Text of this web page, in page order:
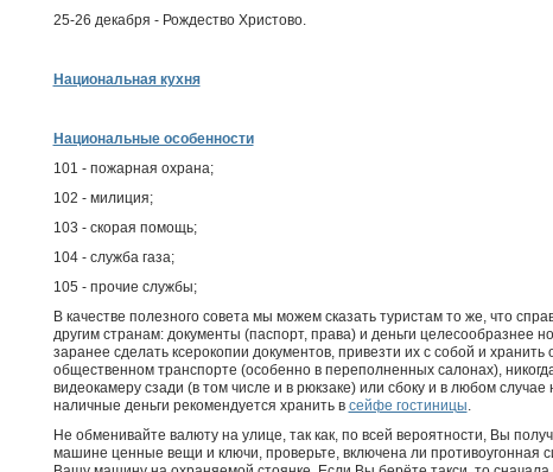
25-26 декабря - Рождество Христово.
Национальная кухня
Национальные особенности
101 - пожарная охрана;
102 - милиция;
103 - скорая помощь;
104 - служба газа;
105 - прочие службы;
В качестве полезного совета мы можем сказать туристам то же, что
другим странам: документы (паспорт, права) и деньги целесообразнее
заранее сделать ксерокопии документов, привезти их с собой и
общественном транспорте (особенно в переполненных салонах),
видеокамеру сзади (в том числе и в рюкзаке) или сбоку и в любом случае
наличные деньги рекомендуется хранить в сейфе гостиницы.
Не обменивайте валюту на улице, так как, по всей вероятности, Вы
машине ценные вещи и ключи, проверьте, включена ли противоугонная